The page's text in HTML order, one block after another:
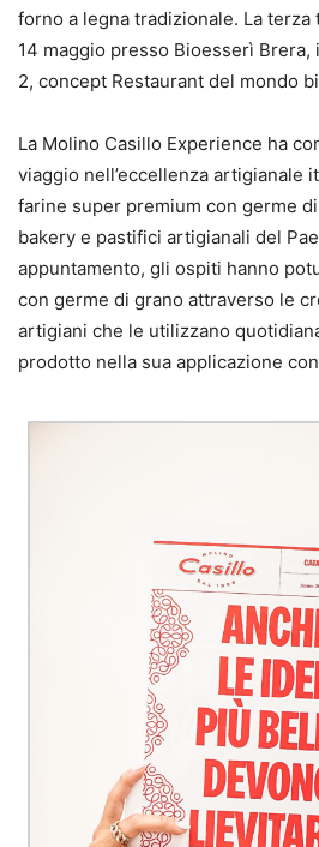
forno a legna tradizionale. La terza
14 maggio presso Bioesserì Brera,
2, concept Restaurant del mondo
La Molino Casillo Experience ha
viaggio nell’eccellenza artigianale
farine super premium con germe
bakery e pastifici artigianali del
appuntamento, gli ospiti hanno
con germe di grano attraverso le
artigiani che le utilizzano
prodotto nella sua applicazione